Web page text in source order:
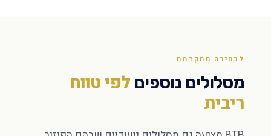
לבחירה מתקדמת
מסלולים נוספים לפי טווח
ריבית